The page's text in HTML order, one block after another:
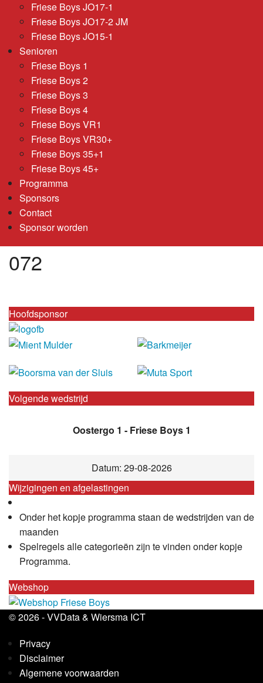
Friese Boys JO17-1
Friese Boys JO17-2 JM
Friese Boys JO15-1
Senioren
Friese Boys 1
Friese Boys 2
Friese Boys 3
Friese Boys 4
Friese Boys VR1
Friese Boys VR30+
Friese Boys 35+1
Friese Boys 45+
Programma
Sponsors
Contact
Sponsor worden
072
Hoofdsponsor
Volgende wedstrijd
Oostergo 1 - Friese Boys 1
Datum: 29-08-2026
Wijzigingen en afgelastingen
Onder het kopje programma staan de wedstrijden van de
maanden
Spelregels alle categorieën zijn te vinden onder kopje
Programma.
Webshop
© 2026 -VVData& Wiersma ICT
Privacy
Disclaimer
Algemene voorwaarden